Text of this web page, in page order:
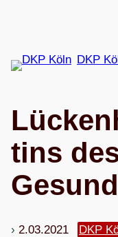
springen
DKP
tins
2.03.2021 DKP